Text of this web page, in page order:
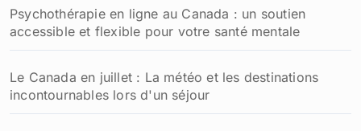
Psychothérapie en ligne au Canada : un soutien
accessible et flexible pour votre santé mentale
Le Canada en juillet : La météo et les destinations
incontournables lors d'un séjour